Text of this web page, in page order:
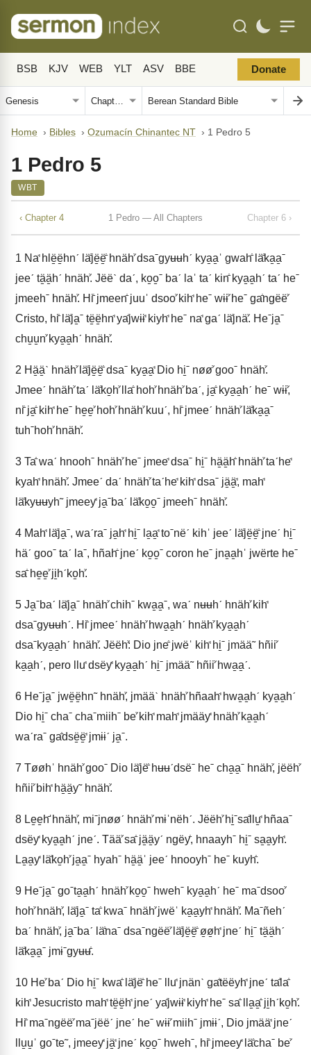
BSB KJV WEB YLT ASV BBE Donate
Home › Bibles › Ozumacín Chinantec NT › 1 Pedro 5
1 Pedro 5
WBT
‹ Chapter 4 1 Pedro — All Chapters Chapter 6 ›
1 Naꜗ hlë̱ë̱hnˊ läꜙjë̱ë̱ꜙ hnähꜘ dsaˉgyʉʉhˊ kya̱a̱ˈ gwahꜙ läꜙka̱a̱ˉ
jeeˊ tä̱ä̱hˊ hnähꜘ. Jëëˋ daˊ, ko̱o̱ˉ baˊ laˈ taˊ kinꜙ kya̱a̱hˊ taˊ heˉ
jmeehˉ hnähꜘ. Hiꜙ jmeenꜙ juuˈ dsooꜘ kihꜗ heˉ wɨɨꜘ heˉ gaꜙngëëꜘ
Cristo, hiꜙ läꜙja̱ˉ të̱ë̱hnꜗ yaꜙjwɨɨꜗ kiyhꜗ heˉ naꜗ gaˊ läꜙjnäꜘ. Heˉja̱ˉ
chu̱u̱nꜘ kya̱a̱hˊ hnähꜘ.
2 Hä̱ä̱ˋ hnähꜘ läꜙjë̱ë̱ꜙ dsaˉ kya̱a̱ꜗ Dio hi̱ˉ nøøꜘ gooˉ hnähꜘ.
Jmeeˊ hnähꜘ taˊ läꜙko̱hꜘ llaꜙ hohꜘ hnähꜘ baˊ, ja̱ꜙ kya̱a̱hˊ heˉ wɨɨꜘ,
niꜙ ja̱ꜙ kihꜗ heˉ he̱e̱ꜘ hohꜘ hnähꜘ kuuˊ, hiꜙ jmeeˊ hnähꜘ läꜙka̱a̱ˉ
tuhˉhohꜘ hnähꜘ.
3 Taꜙ waˊ hnoohˉ hnähꜘ heˉ jmeeꜗ dsaˉ hi̱ˉ hä̱ä̱hꜙ hnähꜘ taˊheꜗ
kyahꜗ hnähꜘ. Jmeeˊ daˊ hnähꜘ taˊheꜗ kihꜗ dsaˉ jä̱ä̱ꜗ, mahꜗ
läꜙkyʉʉyh˜ jmeeyꜗ ja̱ˉbaˊ läꜙko̱o̱ˉ jmeehˉ hnähꜘ.
4 Mahꜗ läꜙja̱ˉ, waˊraˉ ja̱hꜗ hi̱ˉ la̱a̱ꜗ toˉnëˊ kihˈ jeeˊ läꜙjë̱ë̱ꜙ jneˊ hi̱ˉ
häˊ gooˉ taˊ laˉ, hñahꜙ jneˊ ko̱o̱ˉ coron heˉ jna̱a̱hˈ jwërte heˉ
saꜙ he̱e̱ꜘ ji̱hˊko̱hꜘ.
5 Ja̱ˉbaˊ läꜙja̱ˉ hnähꜘ chihˉ kwa̱a̱ˉ, waˊ nʉʉhˊ hnähꜘ kihꜗ
dsaˉgyʉʉhˊ. Hiꜙ jmeeˊ hnähꜘ hwa̱a̱hˊ hnähꜘ kya̱a̱hˊ
dsaˉkya̱a̱hˊ hnähꜘ. Jëëhꜘ: Dio jneꜙ jwëˈ kihꜗ hi̱ˉ jmää˜ hñiiꜘ
ka̱a̱hˊ, pero lluꜗ dsëyꜗ kya̱a̱hˊ hi̱ˉ jmää˜ hñiiꜘ hwa̱a̱ˊ.
6 Heˉja̱ˉ jwë̱ë̱hn˜ hnähꜘ, jmääˋ hnähꜘ hñaahꜗ hwa̱a̱hˊ kya̱a̱hˊ
Dio hi̱ˉ chaˉ chaˉmiihˉ beꜘ kihꜗ mahꜗ jmääyꜗ hnähꜘ ka̱a̱hˊ
waˊraˉ gaꜙdsë̱ë̱ꜗ jmɨɨˊ ja̱ˉ.
7 Tøøhˈ hnähꜘ gooˉ Dio läꜙjëꜙ hʉʉˊdsëˉ heˉ cha̱a̱ˉ hnähꜘ, jëëhꜘ
hñiiꜘ bihꜗ hä̱ä̱y˜ hnähꜘ.
8 Le̱e̱hꜚ hnähꜘ, miˉjnøøˊ hnähꜘ mɨˈnëhˊ. Jëëhꜘ hi̱ˉsaꜙllu̱ꜗ hñaaˉ
dsëyꜗ kya̱a̱hˊ jneˊ. Tääꜘ saꜙ jä̱ä̱yˊ ngëyꜙ, hnaayhˉ hi̱ˉ sa̱a̱yhꜗ.
La̱a̱yꜗ läꜙko̱hꜘ ja̱a̱ˉ hyahˉ hä̱ä̱ˈ jeeˊ hnooyhˉ heˉ kuyhꜙ.
9 Heˉja̱ˉ goˉta̱a̱hˊ hnähꜘ ko̱o̱ˉ hwehˉ kya̱a̱hˊ heˉ maˉdsooꜘ
hohꜘ hnähꜘ, läꜙja̱ˉ taꜙ kwaˉ hnähꜘ jwëˈ ka̱a̱yhꜗ hnähꜘ. Maˉñehˊ
baˊ hnähꜘ, ja̱ˉbaˊ läꜙnaˉ dsaˉngëëꜘ läꜙjë̱ë̱ꜙ ø̱ø̱hꜗ jneˊ hi̱ˉ tä̱ä̱hˊ
läꜙka̱a̱ˉ jmɨˉgyʉʉꜙ.
10 Heꜘ baˊ Dio hi̱ˉ kwaꜙ läꜙjëꜙ heˉ lluꜗ jnänˋ gaꜙtëëyhꜗ jneˊ taꜙlaꜙ
kihꜗ Jesucristo mahꜗ të̱ë̱hꜗ jneˊ yaꜙjwɨɨꜗ kiyhꜗ heˉ saꜙ lla̱a̱ꜙ ji̱hˊko̱hꜘ.
Hiꜙ maˉngëëꜘ maˉjëëˊ jneˊ heˉ wɨɨꜘ miihˉ jmɨɨˊ, Dio jmääꜗ jneˊ
llu̱u̱ˈ goˉte˜, jmeeyꜗ jä̱ꜗ jneˊ ko̱o̱ˉ hwehˉ, hiꜙ jmeeyꜗ läꜙchaˉ beꜘ